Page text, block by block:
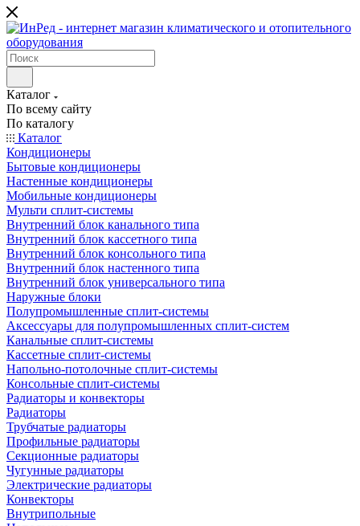
Каталог
По всему сайту
По каталогу
Каталог
Кондиционеры
Бытовые кондиционеры
Настенные кондиционеры
Мобильные кондиционеры
Мульти сплит-системы
Внутренний блок канального типа
Внутренний блок кассетного типа
Внутренний блок консольного типа
Внутренний блок настенного типа
Внутренний блок универсального типа
Наружные блоки
Полупромышленные сплит-системы
Аксессуары для полупромышленных сплит-систем
Канальные сплит-системы
Кассетные сплит-системы
Напольно-потолочные сплит-системы
Консольные сплит-системы
Радиаторы и конвекторы
Радиаторы
Трубчатые радиаторы
Профильные радиаторы
Секционные радиаторы
Чугунные радиаторы
Электрические радиаторы
Конвекторы
Внутрипольные